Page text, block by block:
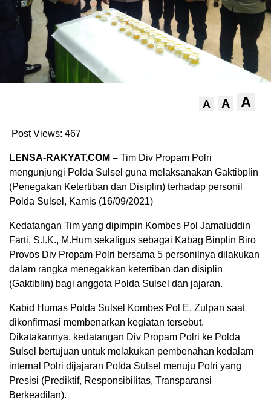
A A A
Post Views: 467
LENSA-RAKYAT,COM – Tim Div Propam Polri
mengunjungi Polda Sulsel guna melaksanakan Gaktibplin
(Penegakan Ketertiban dan Disiplin) terhadap personil
Polda Sulsel, Kamis (16/09/2021)
Kedatangan Tim yang dipimpin Kombes Pol Jamaluddin
Farti, S.I.K., M.Hum sekaligus sebagai Kabag Binplin Biro
Provos Div Propam Polri bersama 5 personilnya dilakukan
dalam rangka menegakkan ketertiban dan disiplin
(Gaktiblin) bagi anggota Polda Sulsel dan jajaran.
Kabid Humas Polda Sulsel Kombes Pol E. Zulpan saat
dikonfirmasi membenarkan kegiatan tersebut.
Dikatakannya, kedatangan Div Propam Polri ke Polda
Sulsel bertujuan untuk melakukan pembenahan kedalam
internal Polri dijajaran Polda Sulsel menuju Polri yang
Presisi (Prediktif, Responsibilitas, Transparansi
Berkeadilan).